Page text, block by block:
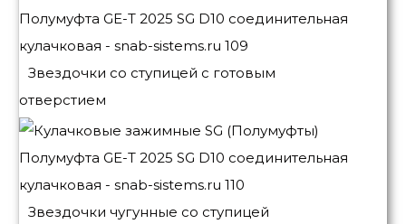
Звездочки со ступицей с готовым
отверстием
Звездочки чугунные со ступицей